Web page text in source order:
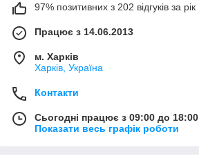
97% позитивних з 202 відгуків за рік
Працює з 14.06.2013
м. Харків
Харків, Україна
Контакти
Сьогодні працює з 09:00 до 18:00
Показати весь графік роботи